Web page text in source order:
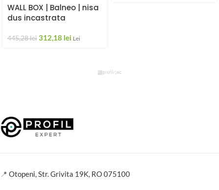
WALL BOX | Balneo | nisa
dus incastrata
445,28lei312,18 lei Lei
📍 Otopeni, Str. Grivita 19K, RO 075100